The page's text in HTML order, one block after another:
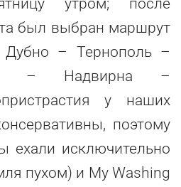
был выбран маршрут
– Тернополь –
– Надвирна –
у наших
поэтому
ехали исключительно
пухом) и My Washing